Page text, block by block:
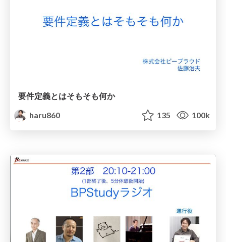
要件定義とはそもそも何か
haru860
135 100k